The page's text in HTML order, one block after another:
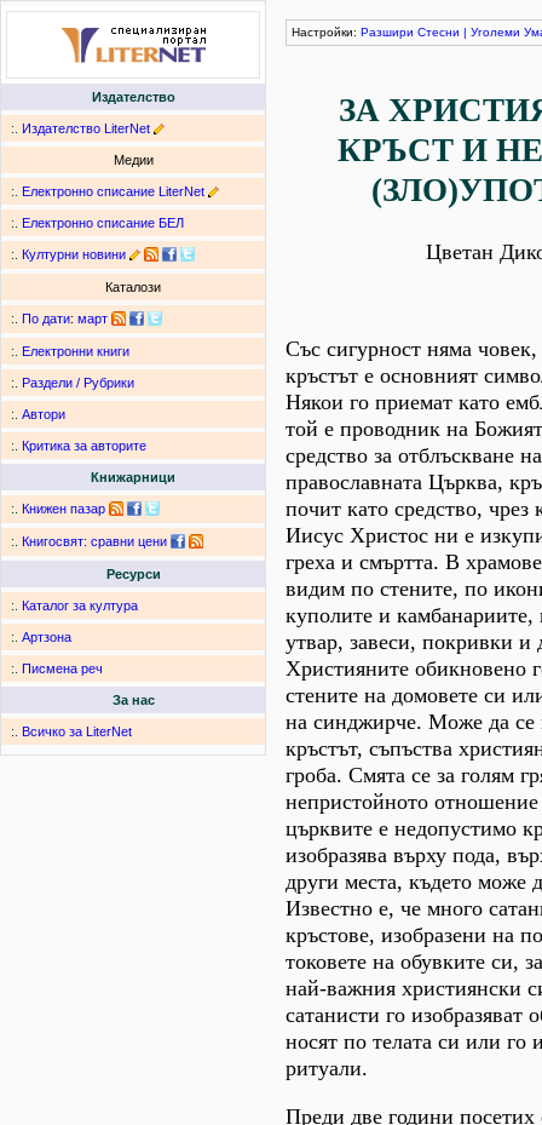
Издателство
:. Издателство LiterNet
Медии
:. Електронно списание LiterNet
:. Електронно списание БЕЛ
:. Културни новини
Каталози
:. По дати: март
:. Електронни книги
:. Раздели / Рубрики
:. Автори
:. Критика за авторите
Книжарници
:. Книжен пазар
:. Книгосвят: сравни цени
Ресурси
:. Каталог за култура
:. Артзона
:. Писмена реч
За нас
:. Всичко за LiterNet
Настройки: Разшири Стесни | Уголеми
ЗА
КРЪСТ И
Цветан
Със сигурност няма
кръстът е основният
Някои го приемат като
той е проводник на
средство за отблъскване
православната Църква,
почит като средство, чрез
Иисус Христос ни е
греха и смъртта. В
видим по стените, по
куполите и камбанариите,
утвар, завеси, покривки и
Християните обикновено
стените на домовете си
на синджирче. Може да се
кръстът, съпъства
гроба. Смята се за голям
непристойното
църквите е недопустимо
изобразява върху пода,
други места, където може
Известно е, че много
кръстове, изобразени на
токовете на обувките си,
най-важния християнски
сатанисти го изобразяват
носят по телата си или го
ритуали.
Преди две години посетих